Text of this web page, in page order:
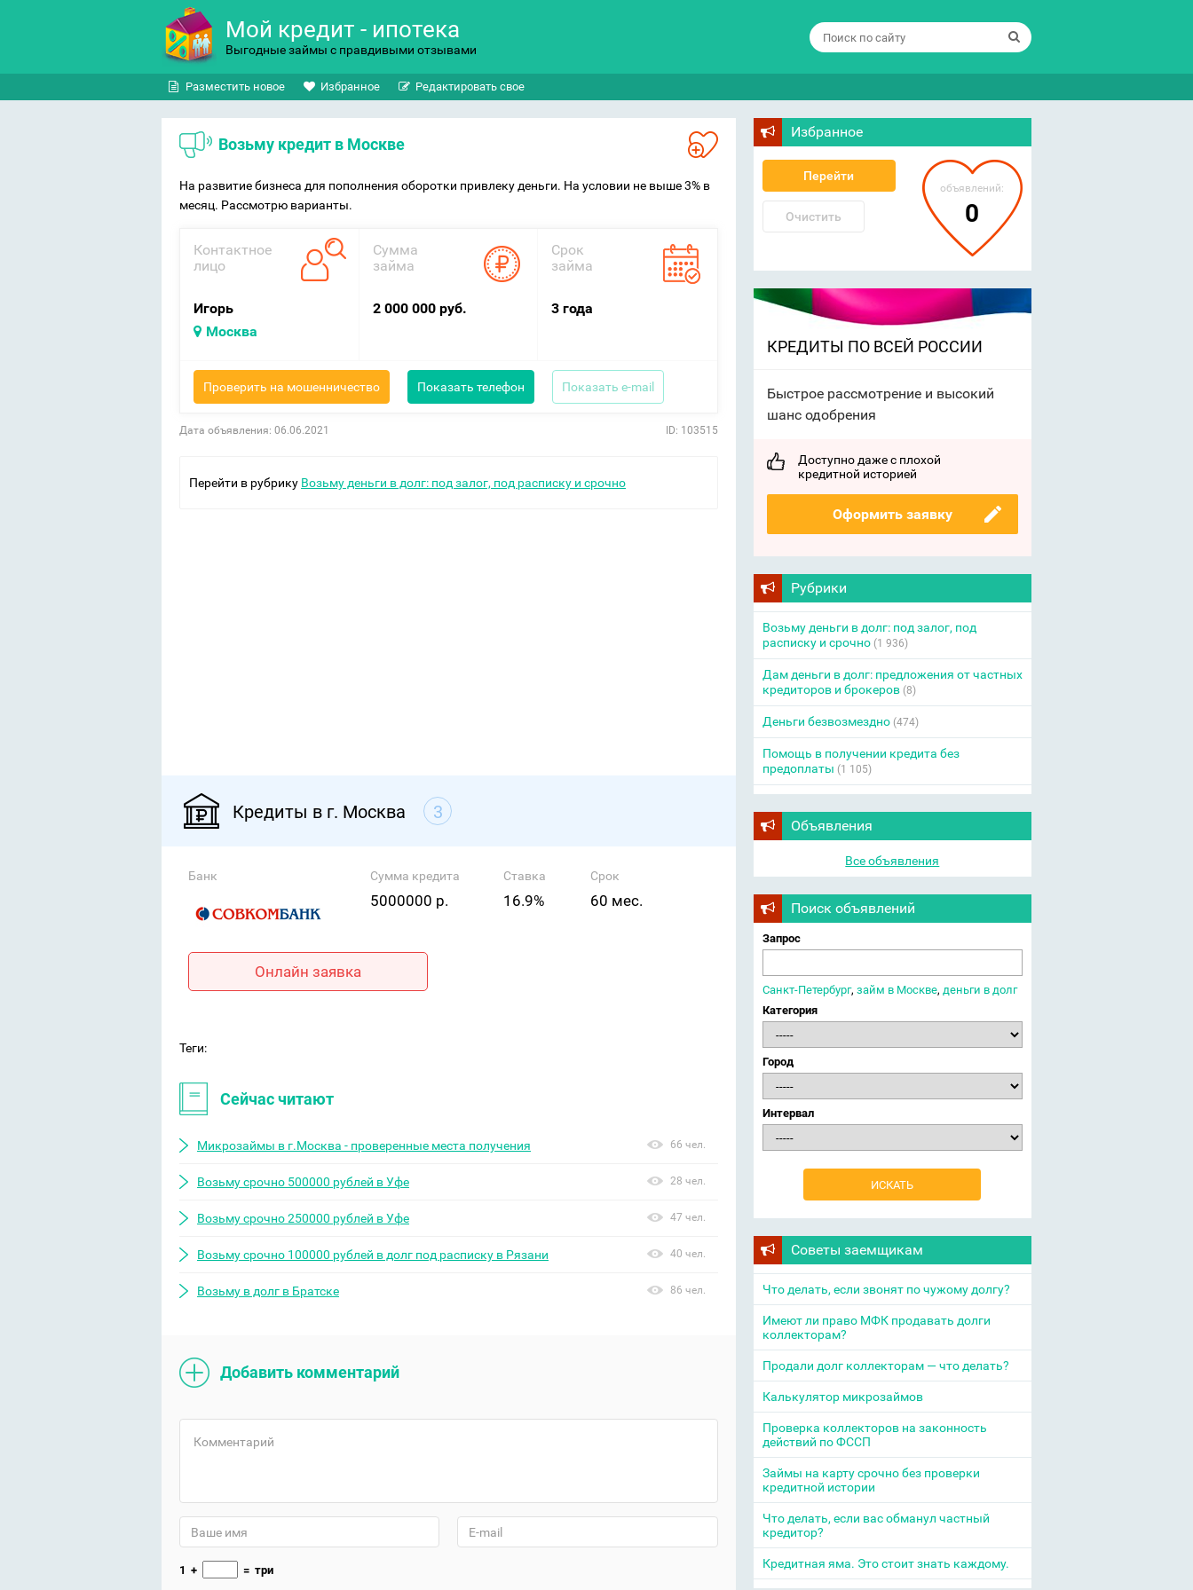
Мой кредит - ипотека
Выгодные займы с правдивыми отзывами
Разместить новое Избранное Редактировать свое
Возьму кредит в Москве
На развитие бизнеса для пополнения оборотки привлеку деньги. На условии не выше 3% в
месяц. Рассмотрю варианты.
Контактное
лицо
Игорь
Москва
Сумма
займа
2 000 000 руб.
Срок
займа
3 года
Проверить на мошенничество Показать телефон Показать e-mail
Дата объявления: 06.06.2021 ID: 103515
Перейти в рубрику Возьму деньги в долг: под залог, под расписку и срочно
Кредиты в г. Москва 3
Банк Сумма кредита
5000000 р.
Ставка
16.9%
Срок
60 мес.
Онлайн заявка
Теги:
Сейчас читают
Микрозаймы в г.Москва - проверенные места получения 66 чел.
Возьму срочно 500000 рублей в Уфе 28 чел.
Возьму срочно 250000 рублей в Уфе 47 чел.
Возьму срочно 100000 рублей в долг под расписку в Рязани 40 чел.
Возьму в долг в Братске 86 чел.
Добавить комментарий
1 + = три
Избранное
Перейти
Очистить
объявлений:
0
КРЕДИТЫ ПО ВСЕЙ РОССИИ
Быстрое рассмотрение и высокий
шанс одобрения
Доступно даже с плохой
кредитной историей
Оформить заявку
Рубрики
Возьму деньги в долг: под залог, под
расписку и срочно(1 936)
Дам деньги в долг: предложения от частных
кредиторов и брокеров(8)
Деньги безвозмездно(474)
Помощь в получении кредита без
предоплаты (1 105)
Объявления
Все объявления
Поиск объявлений
Запрос
Санкт-Петербург, займ в Москве, деньги в долг
Категория
Город
Интервал
Советы заемщикам
Что делать, если звонят по чужому долгу?
Имеют ли право МФК продавать долги
коллекторам?
Продали долг коллекторам — что делать?
Калькулятор микрозаймов
Проверка коллекторов на законность
действий по ФССП
Займы на карту срочно без проверки
кредитной истории
Что делать, если вас обманул частный
кредитор?
Кредитная яма. Это стоит знать каждому.